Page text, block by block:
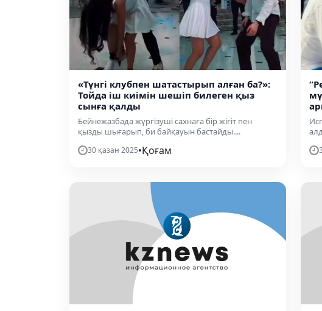
«Түнгі клубпен шатастырып алған ба?»:
Тойда іш киімін шешіп билеген қыз
сынға қалды
Бейнежазбада жүргізуші сахнаға бір жігіт пен
қызды шығарып, би байқауын бастайды....
30 қазан 2025•Қоғам